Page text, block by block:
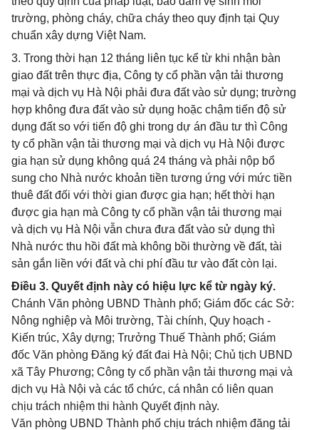
trường, phòng cháy, chữa cháy theo quy định tại Quy
chuẩn xây dựng Việt Nam.
3. Trong thời hạn 12 tháng liên tục kể từ khi nhận bàn
giao đất trên thực địa, Công ty cổ phần vận tải thương
mại và dịch vụ Hà Nội phải đưa đất vào sử dụng; trường
hợp không đưa đất vào sử dụng hoặc chậm tiến độ sử
dụng đất so với tiến độ ghi trong dự án đầu tư thì Công
ty cổ phần vận tải thương mại và dịch vụ Hà Nội được
gia hạn sử dụng không quá 24 tháng và phải nộp bổ
sung cho Nhà nước khoản tiền tương ứng với mức tiền
thuê đất đối với thời gian được gia hạn; hết thời hạn
được gia hạn mà Công ty cổ phần vận tải thương mại
và dịch vụ Hà Nội vẫn chưa đưa đất vào sử dụng thì
Nhà nước thu hồi đất mà không bồi thường về đất, tài
sản gắn liền với đất và chi phí đầu tư vào đất còn lại.
Điều 3. Quyết định này có hiệu lực kể từ ngày ký.
Chánh Văn phòng UBND Thành phố; Giám đốc các Sở:
Nông nghiệp và Môi trường, Tài chính, Quy hoạch -
Kiến trúc, Xây dựng; Trưởng Thuế Thành phố; Giám
đốc Văn phòng Đăng ký đất đai Hà Nội; Chủ tịch UBND
xã Tây Phương; Công ty cổ phần vận tải thương mại và
dịch vụ Hà Nội và các tổ chức, cá nhân có liên quan
chịu trách nhiệm thi hành Quyết định này.
Văn phòng UBND Thành phố chịu trách nhiệm đăng tải